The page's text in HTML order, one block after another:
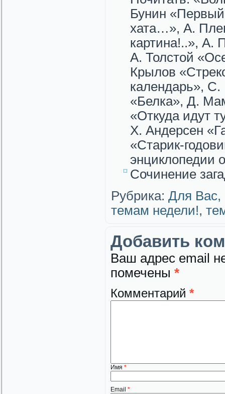
Бунин «Первый
хата…», А.
картина!..», А.
А. Толстой
Крылов
календарь», С.
«Белка», Д.
«Откуда идут
Х. Андерсен
«Старик-
энциклопедии
Сочинение
Рубрика: Для Вас,
темам недели!,
Добавить
Ваш адрес email
помечены *
Комментарий *
Имя *
Email *